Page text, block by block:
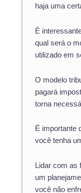
haja uma
É
qual será o
utilizado em
O modelo
pagará
torna
É importante
você tenha
Lidar com as
um
você não